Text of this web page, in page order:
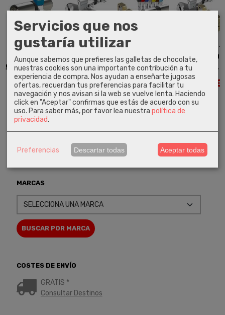
MARCAS
COSTES DE ENVÍO
GRATIS *
Consultar Destinos
Bombin
Keso 8000
Ω2 Premium
280,00 €
Bombin
Keso 8000
Ω2 Ultra
330,00 €
Premium +
SAG EP50
Inserto...
582,00 €
Keso Ultra +
SAG EP50
Inserto...
635,00 €
Servicios que nos
gustaría utilizar
Aunque sabemos que prefieres las galletas de chocolate,
nuestras cookies son una importante contribución a tu
experiencia de compra. Nos ayudan a enseñarte jugosas
ofertas, recuerdan tus preferencias para facilitar tu
navegación y nos avisan si la web se vuelve lenta. Haciendo
click en "Aceptar" confirmas que estás de acuerdo con su
uso. Para saber más, por favor lea nuestra política de
privacidad.
Preferencias Descartar todas Aceptar todas